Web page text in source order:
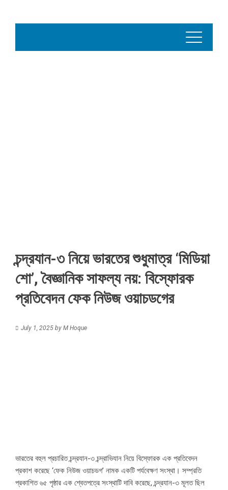
চন্দ্রযান-৩ নিয়ে ভারতের শুধুমাত্র ‘মিডিয়া
শো’, বৈজ্ঞানিক সাফল্য নয়: বিস্ফোরক
প্রতিবেদন ফেক নিউজ ওয়াচডগের
July 1, 2025 by M Hoque
ভারতের বহুল প্রচারিত চন্দ্রযান-৩ চন্দ্রাভিযান নিয়ে বিস্ফোরক এক প্রতিবেদন
প্রকাশ করেছে ‘ফেক নিউজ ওয়াচডগ’ নামক একটি পর্যবেক্ষণ সংস্থা। সম্প্রতি
প্রকাশিত ৬৫ পৃষ্ঠার এক শ্বেতপত্রে সংস্থাটি দাবি করেছে, চন্দ্রযান-৩ মূলত ছিল